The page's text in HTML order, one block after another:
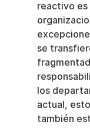
reactivo es
se
los
actual,
también